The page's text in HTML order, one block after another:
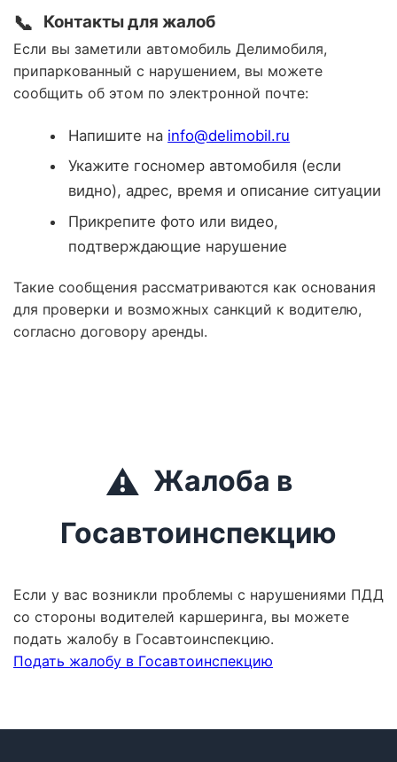
📞 Контакты для жалоб
Если вы заметили автомобиль Делимобиля,
припаркованный с нарушением, вы можете
сообщить об этом по электронной почте:
Напишите на info@delimobil.ru
Укажите госномер автомобиля (если
видно), адрес, время и описание ситуации
Прикрепите фото или видео,
подтверждающие нарушение
Такие сообщения рассматриваются как основания
для проверки и возможных санкций к водителю,
согласно договору аренды.
⚠️ Жалоба в
Госавтоинспекцию
Если у вас возникли проблемы с нарушениями ПДД
со стороны водителей каршеринга, вы можете
подать жалобу в Госавтоинспекцию.
Подать жалобу в Госавтоинспекцию